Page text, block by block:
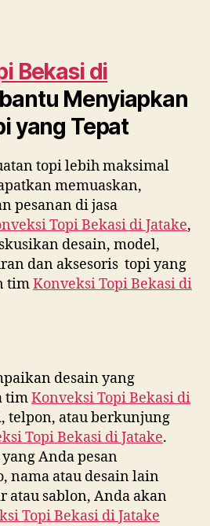
Bekasi di
Menyiapkan
yang Tepat
topi lebih maksimal
memuaskan,
pesanan di jasa
Topi Bekasi diJatake,
desain, model,
dan aksesoris topi yang
timKonveksi Topi Bekasi di
desain yang
timKonveksi Topi Bekasi di
telpon, atau berkunjung
Topi Bekasi diJatake.
Anda pesan
nama atau desain lain
atau sablon, Anda akan
Topi Bekasi diJatake